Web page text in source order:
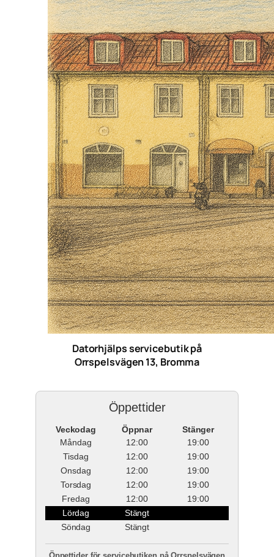
Datorhjälps servicebutik på
Orrspelsvägen 13, Bromma
Öppettider
Veckodag Öppnar
Stänger
Måndag
12:00
19:00
Tisdag
12:00
19:00
Onsdag
12:00
19:00
Torsdag
12:00
19:00
Fredag
12:00
19:00
Lördag
Stängt
Söndag
Stängt